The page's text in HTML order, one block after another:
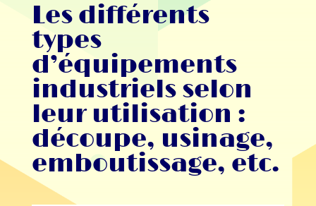
Les différents
types
d’équipements
industriels selon
leur utilisation :
découpe, usinage,
emboutissage, etc.